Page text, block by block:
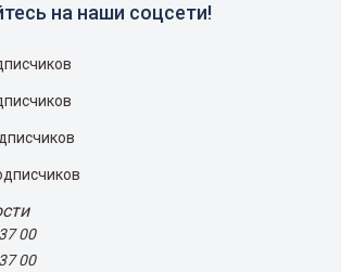
на наши соцсети!
00
00